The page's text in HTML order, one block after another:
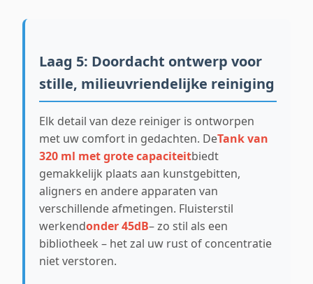
Laag 5: Doordacht ontwerp voor
stille, milieuvriendelijke reiniging
Elk detail van deze reiniger is ontworpen
met uw comfort in gedachten. DeTank van
320 ml met grote capaciteitbiedt
gemakkelijk plaats aan kunstgebitten,
aligners en andere apparaten van
verschillende afmetingen. Fluisterstil
werkendonder 45dB– zo stil als een
bibliotheek – het zal uw rust of concentratie
niet verstoren.